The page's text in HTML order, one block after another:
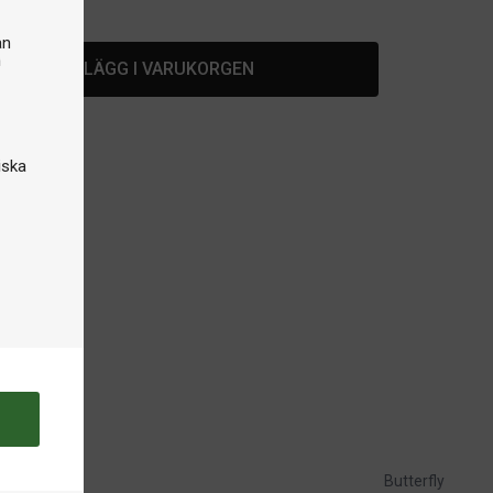
LÄGG I VARUKORGEN
Butterfly